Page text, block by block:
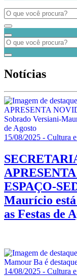
Notícias
15/08/2025 - Cultura
ESPAÇO-
Maurício
as Festas de
14/08/2025 - Cultura